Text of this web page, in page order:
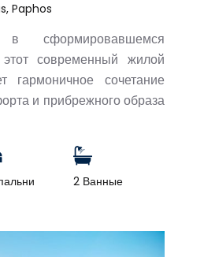
Paphos
в сформировавшемся
современный жилой
гармоничное сочетание
и прибрежного образа
2 Ванные